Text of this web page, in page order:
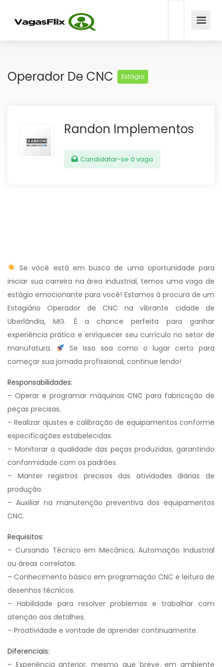
Operador De CNC Estágio
Randon Implementos
Candidatar-se à vaga
Se você está em busca de uma oportunidade para
iniciar sua carreira na área industrial, temos uma vaga de
estágio emocionante para você! Estamos à procura de um
Estagiário Operador de CNC na vibrante cidade de
Uberlândia, MG. É a chance perfeita para ganhar
experiência prática e enriquecer seu currículo no setor de
manufatura.
Se isso soa como o lugar certo para
começar sua jornada profissional, continue lendo!
Responsabilidades:
– Operar e programar máquinas CNC para fabricação de
peças precisas.
– Realizar ajustes e calibração de equipamentos conforme
especificações estabelecidas.
– Monitorar a qualidade das peças produzidas, garantindo
conformidade com os padrões.
– Manter registros precisos das atividades diárias de
produção.
– Auxiliar na manutenção preventiva dos equipamentos
CNC.
Requisitos:
– Cursando Técnico em Mecânica, Automação Industrial
ou áreas correlatas.
– Conhecimento básico em programação CNC e leitura de
desenhos técnicos.
– Habilidade para resolver problemas e trabalhar com
atenção aos detalhes.
– Proatividade e vontade de aprender continuamente.
Diferenciais:
– Experiência anterior, mesmo que breve, em ambiente